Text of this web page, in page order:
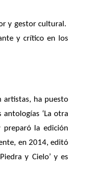
y gestor cultural.
y crítico en los
artistas, ha puesto
antologías ‘La otra
preparó la edición
en 2014, editó
y Cielo’ y es